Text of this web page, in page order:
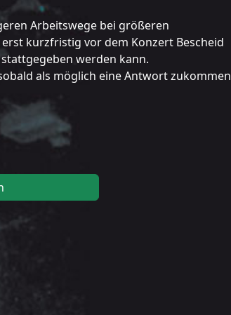
Arbeitswege bei größeren
kurzfristig vor dem Konzert Bescheid
werden kann.
als möglich eine Antwort zukommen